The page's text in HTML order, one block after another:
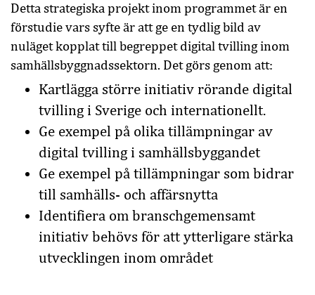
Detta strategiska projekt inom programmet är en
förstudie vars syfte är att ge en tydlig bild av
nuläget kopplat till begreppet digital tvilling inom
samhällsbyggnadssektorn. Det görs genom att:
Kartlägga större initiativ rörande digital
tvilling i Sverige och internationellt.
Ge exempel på olika tillämpningar av
digital tvilling i samhällsbyggandet
Ge exempel på tillämpningar som bidrar
till samhälls- och affärsnytta
Identifiera om branschgemensamt
initiativ behövs för att ytterligare stärka
utvecklingen inom området